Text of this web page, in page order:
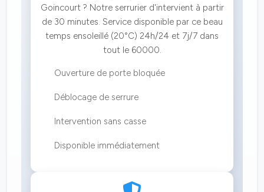
Goincourt ? Notre serrurier d'intervient à partir
de 30 minutes. Service disponible par ce beau
temps ensoleillé (20°C) 24h/24 et 7j/7 dans
tout le 60000.
Ouverture de porte bloquée
Déblocage de serrure
Intervention sans casse
Disponible immédiatement